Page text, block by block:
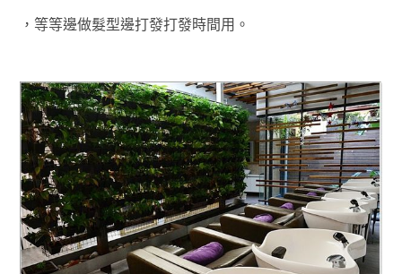
， 等等邊做髮型邊打發打發時間用 。